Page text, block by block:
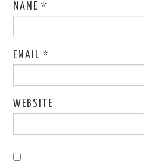
NAME*
EMAIL*
WEBSITE